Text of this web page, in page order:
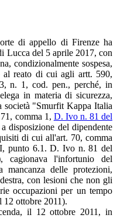
di appello di Firenze ha
Lucca del 5 aprile 2017, con
condizionalmente sospesa,
al reato di cui agli artt. 590,
n. 1, cod. pen., perché, in
in materia di sicurezza,
società "Smurfit Kappa Italia
comma 1, D. Ivo n. 81 del
disposizione del dipendente
di cui all'art. 70, comma
punto 6.1. D. Ivo n. 81 del
cagionava l'infortunio del
delle protezioni,
con lesioni che non gli
occupazioni per un tempo
12 ottobre 2011).
il 12 ottobre 2011, in